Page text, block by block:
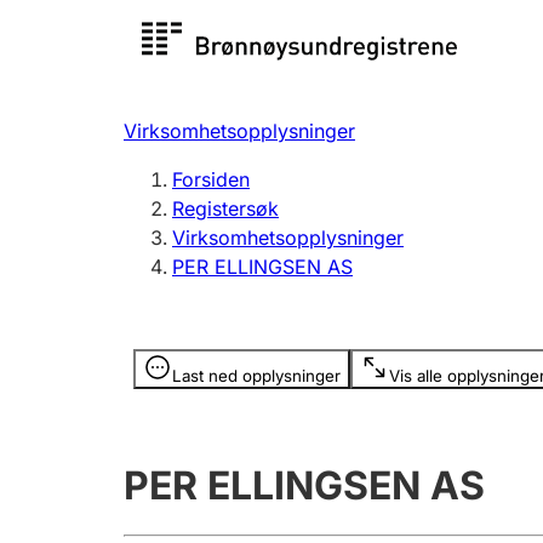
Registersøk
Registrere, endre, slette
Virksomhetsopplysninger
Forsiden
Registersøk
Virksomhetsopplysninger
PER ELLINGSEN AS
Last ned opplysninger Vis alle
Opplysninger er skjult
PER ELLINGSEN AS